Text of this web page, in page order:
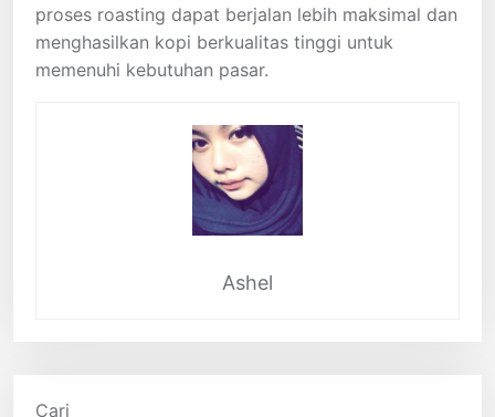
proses roasting dapat berjalan lebih maksimal dan
menghasilkan kopi berkualitas tinggi untuk
memenuhi kebutuhan pasar.
Ashel
Cari